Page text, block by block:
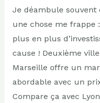
Je déambule souvent
une chose me frappe
plus en plus
cause ! Deuxième
Marseille offre un
abordable avec un
Compare ça avec